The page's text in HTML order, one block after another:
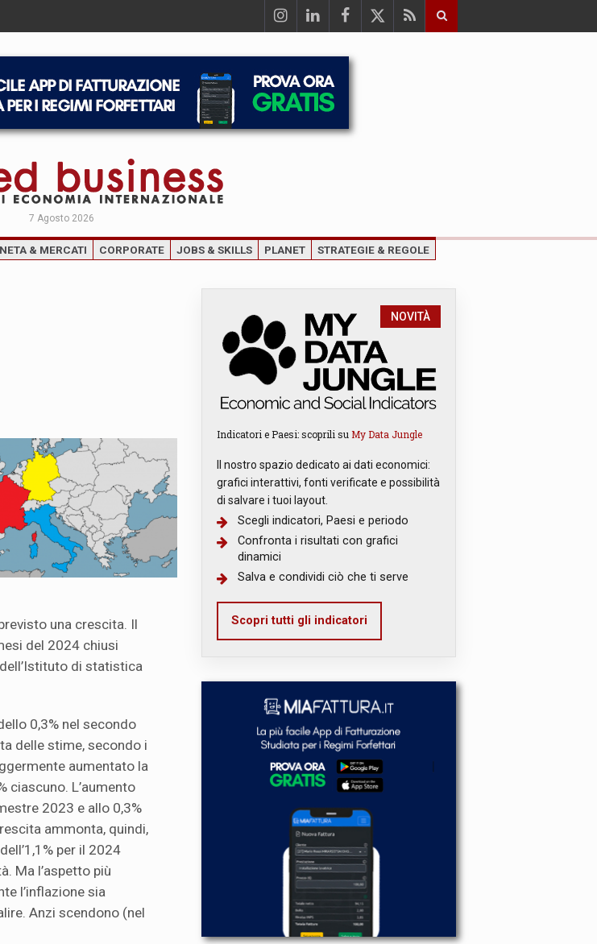
7 Agosto 2026
& MERCATI CORPORATE JOBS & SKILLS PLANET STRATEGIE & REGOLE
una crescita. Il
del 2024 chiusi
di statistica
0,3% nel secondo
delle stime, secondo i
aumentato la
ciascuno. L’aumento
2023 e allo 0,3%
ammonta, quindi,
per il 2024
Ma l’aspetto più
l’inflazione sia
Anzi scendono (nel
NOVITÀ
Indicatori e Paesi: scoprili su My Data Jungle
Il nostro spazio dedicato ai dati economici:
grafici interattivi, fonti verificate e possibilità
di salvare i tuoi layout.
Scegli indicatori, Paesi e periodo
Confronta i risultati con grafici
dinamici
Salva e condividi ciò che ti serve
Scopri tutti gli indicatori